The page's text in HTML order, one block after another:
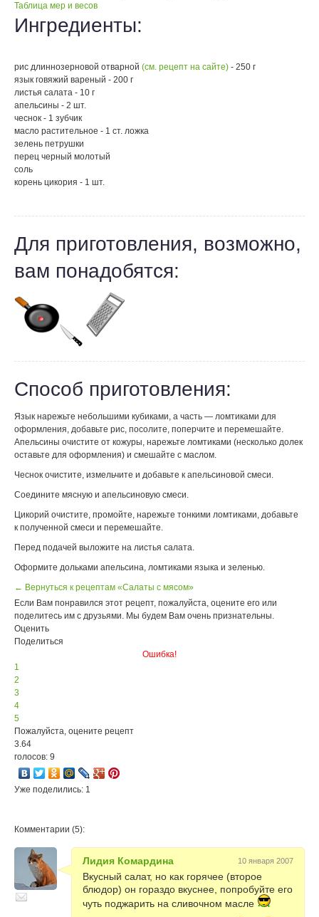
Таблица мер и весов
Ингредиенты:
рис длиннозерновой отварной (см. рецепт на сайте) - 250 г
язык говяжий вареный - 200 г
листья салата - 10 г
апельсины - 2 шт.
чеснок - 1 зубчик
масло растительное - 1 ст. ложка
зелень петрушки
перец черный молотый
соль
корень цикория - 1 шт.
Для приготовления, возможно,
вам понадобятся:
Способ приготовления:
Язык нарежьте небольшими кубиками, а часть — ломтиками для
оформления, добавьте рис, посолите, поперчите и перемешайте.
Апельсины очистите от кожуры, нарежьте ломтиками (несколько долек
оставьте для оформления) и смешайте с маслом.
Чеснок очистите, измельчите и добавьте к апельсиновой смеси.
Соедините мясную и апельсиновую смеси.
Цикорий очистите, промойте, нарежьте тонкими ломтиками, добавьте
к полученной смеси и перемешайте.
Перед подачей выложите на листья салата.
Оформите дольками апельсина, ломтиками языка и зеленью.
← Вернуться к рецептам «Салаты с мясом»
Если Вам понравился этот рецепт, пожалуйста, оцените его или
поделитесь им с друзьями. Мы будем Вам очень признательны.
Оценить
Поделиться
Ошибка!
1
2
3
4
5
Пожалуйста, оцените рецепт
3.64
голосов: 9
Уже поделились: 1
Комментарии (5):
Лидия Комардина 10 января 2007
Вкусный салат, но как горячее (второе
блюдор) он гораздо вкуснее, попробуйте его
чуть поджарить на сливочном масле